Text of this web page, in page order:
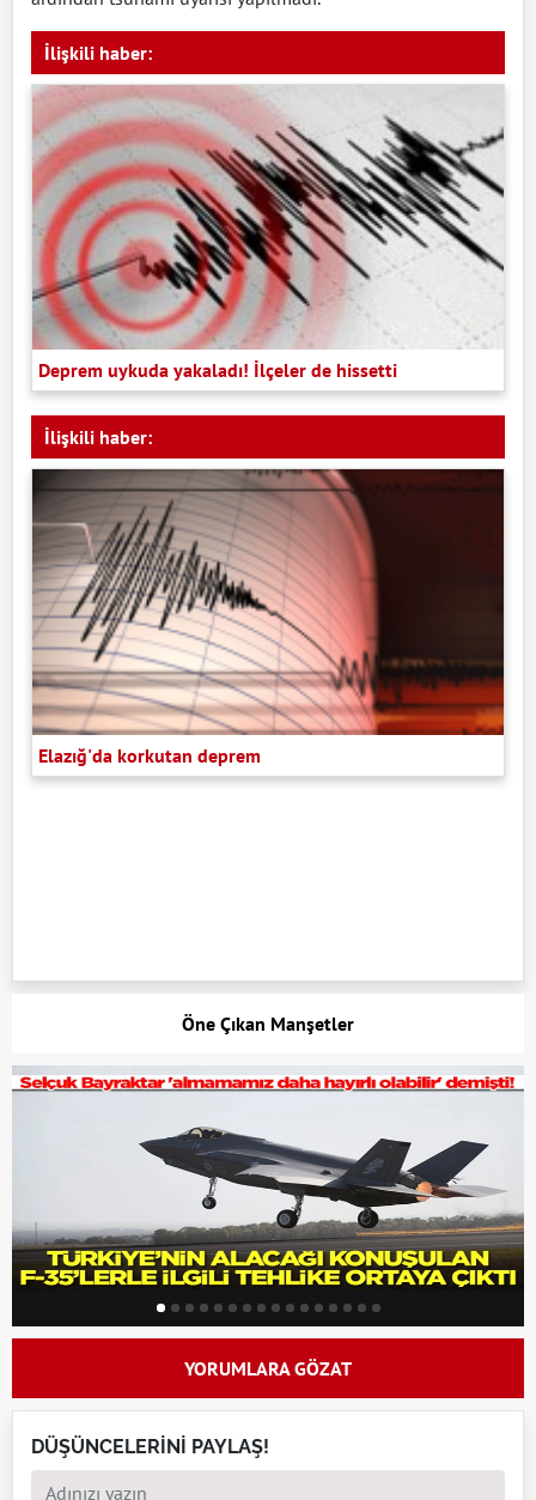
İlişkili haber:
Deprem uykuda yakaladı! İlçeler de hissetti
İlişkili haber:
Elazığ'da korkutan deprem
Öne Çıkan Manşetler
YORUMLARA GÖZAT
DÜŞÜNCELERİNİ PAYLAŞ!